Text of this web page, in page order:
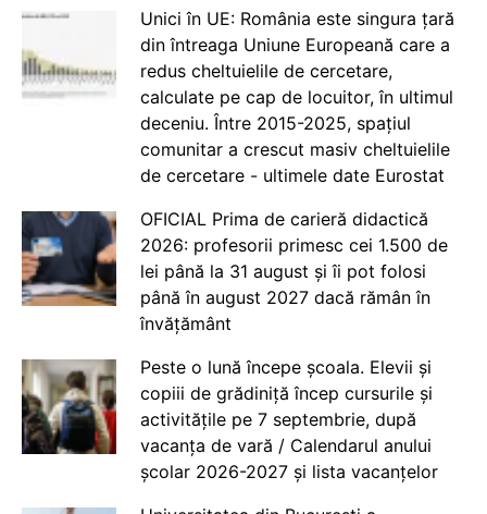
Unici în UE: România este singura țară
din întreaga Uniune Europeană care a
redus cheltuielile de cercetare,
calculate pe cap de locuitor, în ultimul
deceniu. Între 2015-2025, spațiul
comunitar a crescut masiv cheltuielile
de cercetare - ultimele date Eurostat
OFICIAL Prima de carieră didactică
2026: profesorii primesc cei 1.500 de
lei până la 31 august și îi pot folosi
până în august 2027 dacă rămân în
învățământ
Peste o lună începe școala. Elevii și
copiii de grădiniță încep cursurile și
activitățile pe 7 septembrie, după
vacanța de vară / Calendarul anului
școlar 2026-2027 și lista vacanțelor